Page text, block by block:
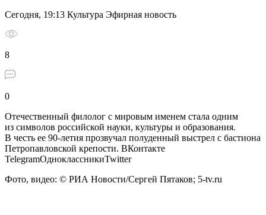
Сегодня, 19:13 Культура Эфирная новость
8
0
Отечественный филолог с мировым именем стала одним
из символов российской науки, культуры и образования.
В честь ее 90-летия прозвучал полуденный выстрел с бастиона
Петропавловской крепости. ВКонтакте
TelegramОдноклассникиTwitter
Фото, видео: © РИА Новости/Сергей Пятаков; 5-tv.ru